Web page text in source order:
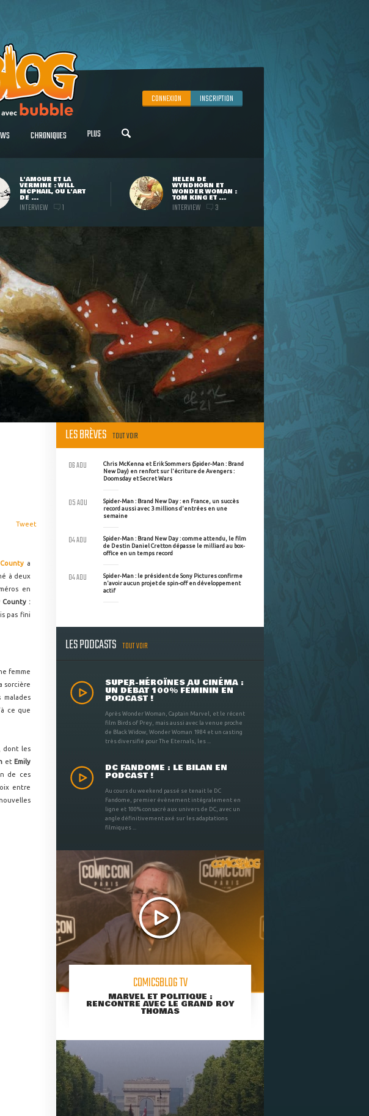
CONNEXION INSCRIPTION
CHRONIQUES PLUS
L'AMOUR ET LA
VERMINE : WILL
MCPHAIL, OU L'ART
DE ...
INTERVIEW 1
HELEN DE
WYNDHORN ET
WONDER WOMAN :
TOM KING ET ...
INTERVIEW 3
Tweet
a
à deux
en
County :
pas fini
femme
sorcière
ce que
, dont les
et Emily
de ces
entre
LES BRÈVES TOUT VOIR
Chris McKenna et Erik Sommers (Spider-Man : Brand
New Day) en renfort sur l'écriture de Avengers :
Doomsday et Secret Wars
06 AOU
Spider-Man : Brand New Day : en France, un succès
record aussi avec 3 millions d'entrées en une
semaine
05 AOU
Spider-Man : Brand New Day : comme attendu, le film
de Destin Daniel Cretton dépasse le milliard au box-
office en un temps record
04 AOU
Spider-Man : le président de Sony Pictures confirme
n'avoir aucun projet de spin-off en développement
actif
04 AOU
LES PODCASTS TOUT VOIR
SUPER-HÉROÏNES AU CINÉMA :
UN DÉBAT 100% FÉMININ EN
PODCAST !
Après Wonder Woman, Captain Marvel, et le récent
film Birds of Prey, mais aussi avec la venue proche
de Black Widow, Wonder Woman 1984 et un casting
très diversifié pour The Eternals, les ...
DC FANDOME : LE BILAN EN
PODCAST !
Au cours du weekend passé se tenait le DC
Fandome, premier évènement intégralement en
ligne et 100% consacré aux univers de DC, avec un
angle définitivement axé sur les adaptations
filmiques ...
COMICSBLOG TV
MARVEL ET POLITIQUE :
RENCONTRE AVEC LE GRAND ROY
THOMAS